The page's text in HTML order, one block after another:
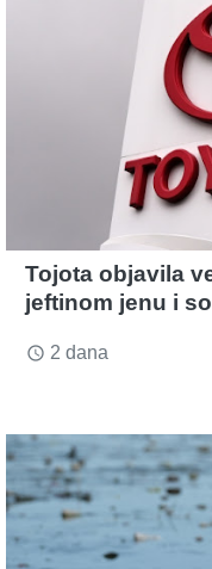
Tojota objavila
jeftinom jenu i
access_time 2 dana